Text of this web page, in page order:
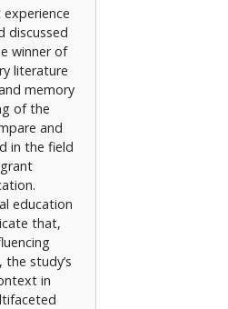
discussed
winner of
literature
memory
of the
and
in the field
education
that,
study’s
in